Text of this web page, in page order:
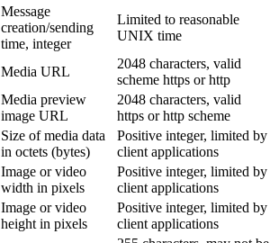
Message
creation/sending
time, integer
Limited to reasonable
UNIX time
Media URL
2048 characters, valid
scheme https or http
Media preview
image URL
2048 characters, valid
https or http scheme
Size of media data
in octets (bytes)
Positive integer, limited by
client applications
Image or video
width in pixels
Positive integer, limited by
client applications
Image or video
height in pixels
Positive integer, limited by
client applications